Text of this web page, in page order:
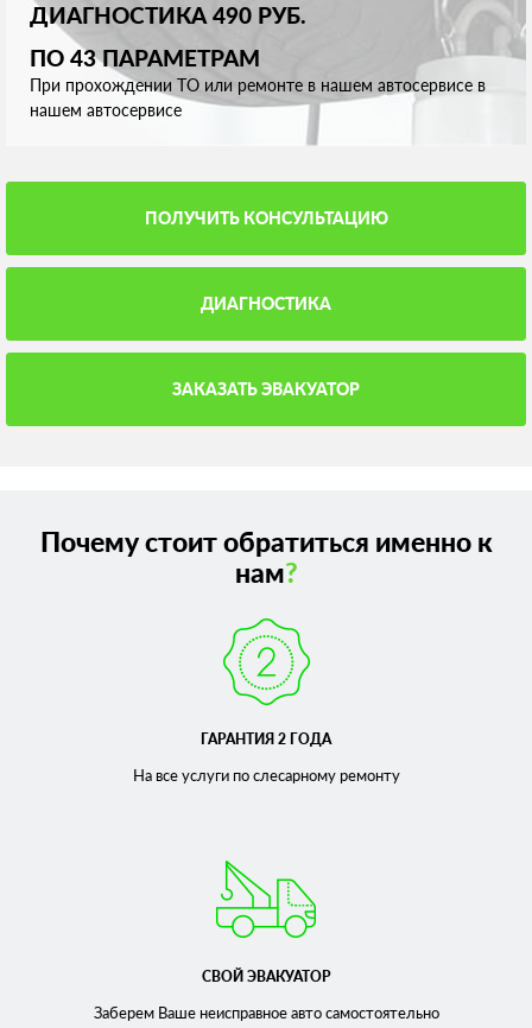
ДИАГНОСТИКА 490 РУБ.
ПО 43 ПАРАМЕТРАМ
При прохождении ТО или ремонте в нашем автосервисе в
нашем автосервисе
ПОЛУЧИТЬ КОНСУЛЬТАЦИЮ
ДИАГНОСТИКА
ЗАКАЗАТЬ ЭВАКУАТОР
Почему стоит обратиться именно к
нам?
ГАРАНТИЯ 2 ГОДА
На все услуги по слесарномуремонту
СВОЙ ЭВАКУАТОР
Заберем Ваше неисправноеавто самостоятельно